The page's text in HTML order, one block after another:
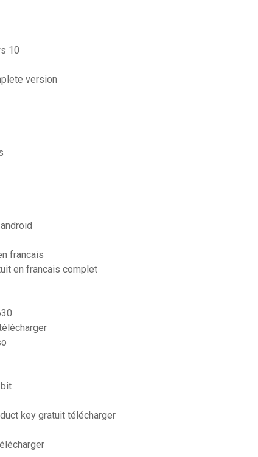
10
version
francais
en francais complet
key gratuit télécharger